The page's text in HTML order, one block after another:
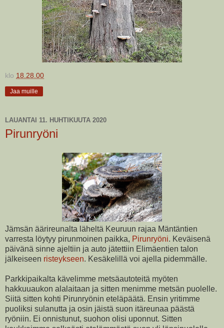
klo 18.28.00
Jaa muille
LAUANTAI 11. HUHTIKUUTA 2020
Pirunryöni
Jämsän äärireunalta läheltä Keuruun rajaa Mäntäntien
varresta löytyy pirunmoinen paikka, Pirunryöni. Keväisenä
päivänä sinne ajeltiin ja auto jätettiin Elimäentien talon
jälkeiseen risteykseen. Kesäkelillä voi ajella pidemmälle.
Parkkipaikalta kävelimme metsäautoteitä myöten
hakkuuaukon alalaitaan ja sitten menimme metsän puolelle.
Siitä sitten kohti Pirunryönin eteläpäätä. Ensin yritimme
puoliksi sulanutta ja osin jäistä suon itäreunaa päästä
ryöniin. Ei onnistunut, suohon olisi uponnut. Sitten